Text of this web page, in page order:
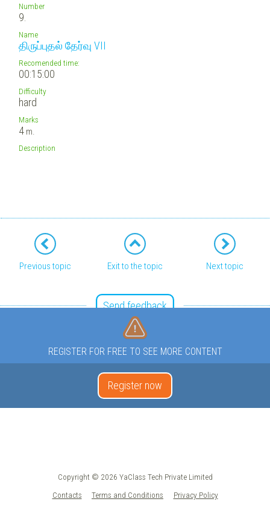
Number
9.
Name
திருப்புதல் தேர்வு VII
Recomended time:
00:15:00
Difficulty
hard
Marks
4 m.
Description
Previous topic Exit to the topic Next topic
Send feedback
REGISTER FOR FREE TO SEE MORE CONTENT
Register now
Copyright © 2026 YaClass Tech Private Limited
Contacts
Terms and Conditions Privacy Policy